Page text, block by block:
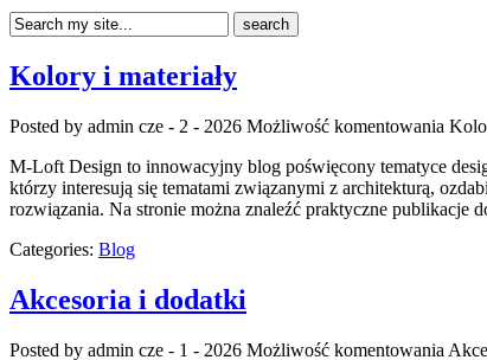
Kolory i materiały
Posted by admin cze - 2 - 2026 Możliwość komentowania
M-Loft Design to innowacyjny blog poświęcony tematyce
którzy interesują się tematami związanymi z architekturą,
rozwiązania. Na stronie można znaleźć praktyczne
Categories: Blog
Akcesoria i dodatki
Posted by admin cze - 1 - 2026 Możliwość komentowania